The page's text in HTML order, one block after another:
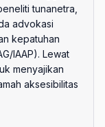
tunanetra,
advokasi
kepatuhan
IAAP). Lewat
menyajikan
aksesibilitas